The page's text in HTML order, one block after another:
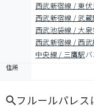
西武新宿線 / 東
西武新宿線 / 武
西武池袋線 / 大泉
西武新宿線 / 西武
中央線 / 三鷹駅
住所
フルールパレス